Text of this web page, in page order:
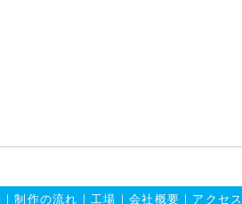
｜制作の流れ ｜工場 ｜ 会社概要 ｜ アクセス